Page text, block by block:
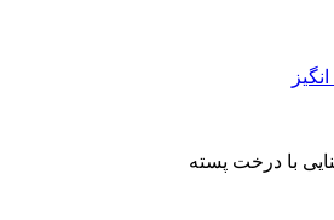
با درخت پسته